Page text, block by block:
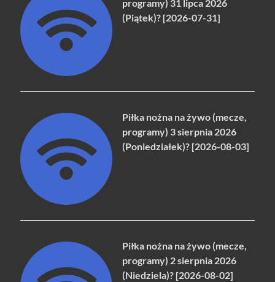
programy) 31 lipca 2026
(Piątek)? [2026-07-31]
Piłka nożna na żywo (mecze,
programy) 3 sierpnia 2026
(Poniedziałek)? [2026-08-03]
Piłka nożna na żywo (mecze,
programy) 2 sierpnia 2026
(Niedziela)? [2026-08-02]